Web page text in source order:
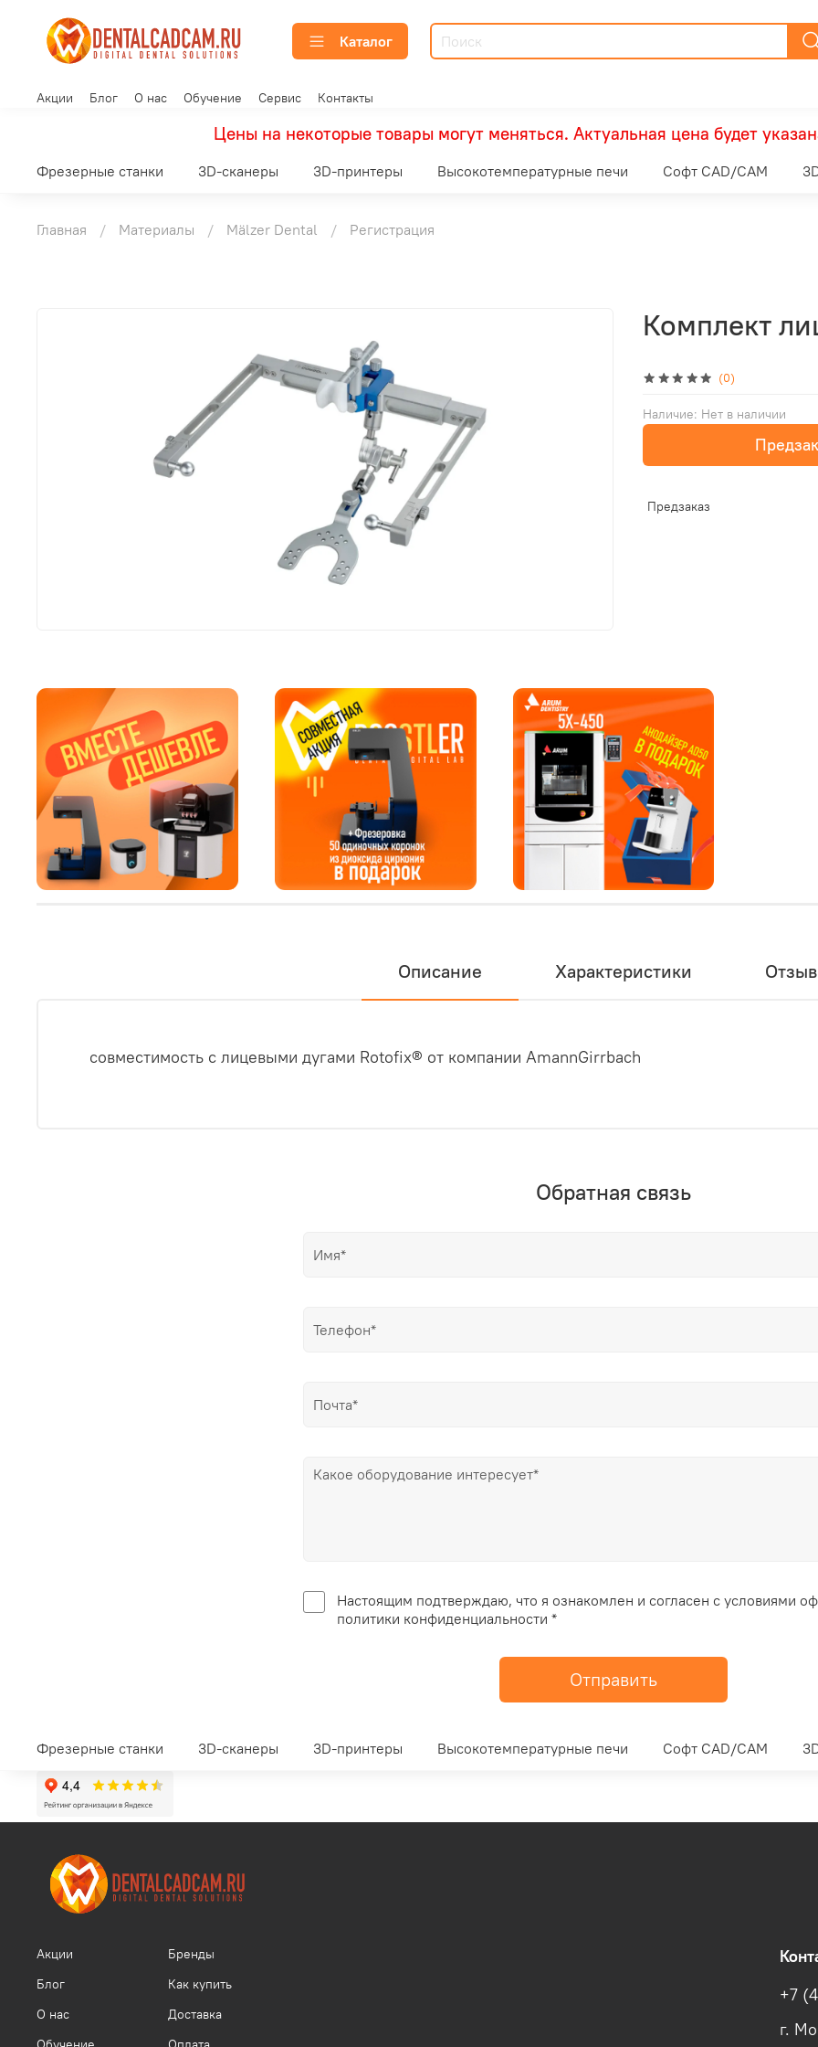
Каталог
Акции Блог О нас Обучение Сервис Контакты
Цены на некоторые товары могут меняться. Актуальная цена будет
Фрезерные станки 3D-сканеры 3D-принтеры Высокотемпературные печи Софт CAD/CAM
Главная Материалы Mälzer Dental Регистрация
(0)
Наличие: Нет в наличии
Предзаказ
Комплект
Описание Характеристики
совместимость с лицевыми дугами Rotofix® от компании AmannGirrbach
Обратная связь
Настоящим подтверждаю, что я ознакомлен и согласен с условиями
политики конфиденциальности *
Отправить
Фрезерные станки 3D-сканеры 3D-принтеры Высокотемпературные печи Софт CAD/CAM
Акции
Блог
О нас
Бренды
Как купить
Доставка
+7
г.